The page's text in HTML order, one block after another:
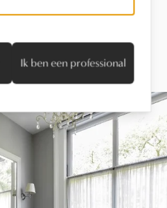
Ik ben een professional